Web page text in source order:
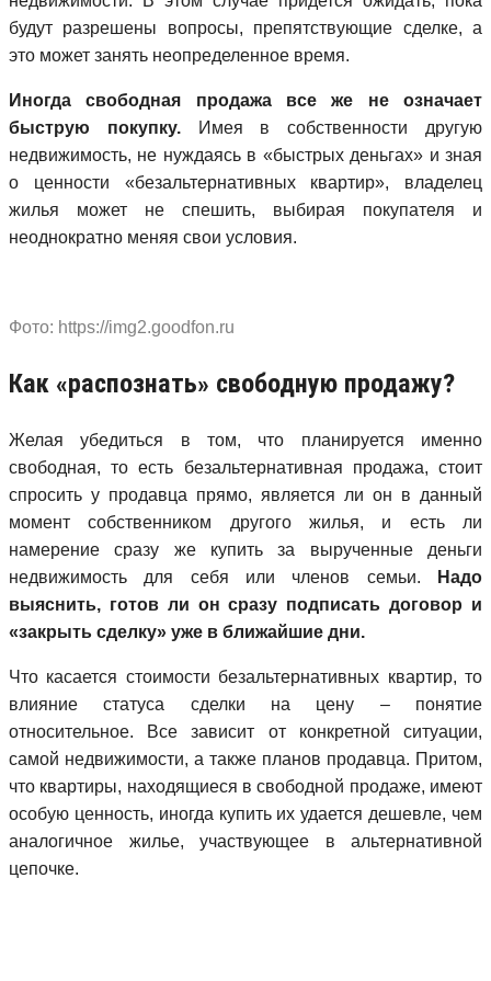
будут разрешены вопросы, препятствующие сделке, а
это может занять неопределенное время.
Иногда свободная продажа все же не означает
быструю покупку.Имея в собственности другую
недвижимость, не нуждаясь в «быстрых деньгах» и зная
о ценности «безальтернативных квартир», владелец
жилья может не спешить, выбирая покупателя и
неоднократно меняя свои условия.
Фото: https://img2.goodfon.ru
Как «распознать» свободную продажу?
Желая убедиться в том, что планируется именно
свободная, то есть безальтернативная продажа, стоит
спросить у продавца прямо, является ли он в данный
момент собственником другого жилья, и есть ли
намерение сразу же купить за вырученные деньги
недвижимость для себя или членов семьи.
Надо
выяснить, готов ли он сразу подписать договор и
«закрыть сделку» уже в ближайшие дни.
Что касается стоимости безальтернативных квартир, то
влияние статуса сделки на цену – понятие
относительное. Все зависит от конкретной ситуации,
самой недвижимости, а также планов продавца. Притом,
что квартиры, находящиеся в свободной продаже, имеют
особую ценность, иногда купить их удается дешевле, чем
аналогичное жилье, участвующее в альтернативной
цепочке.